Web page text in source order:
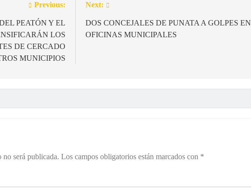
Previous:
PEATÓN Y EL
LOS
DE CERCADO
MUNICIPIOS
Next:
DOS CONCEJALES DE PUNATA A GOLPES EN
OFICINAS MUNICIPALES
será publicada. Los campos obligatorios están marcados con *